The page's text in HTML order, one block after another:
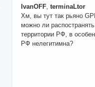
IvanOFF terminaLtor
Хм, вы тут так рьяно
можно ли
территории РФ, в
РФ нелегитимна?